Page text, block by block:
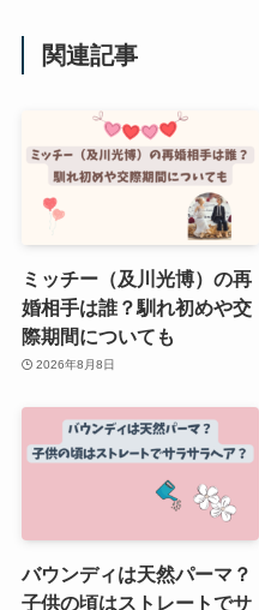
関連記事
ミッチー（及川光博）の再
婚相手は誰？馴れ初めや交
際期間についても
2026年8月8日
バウンディは天然パーマ？
子供の頃はストレートでサ